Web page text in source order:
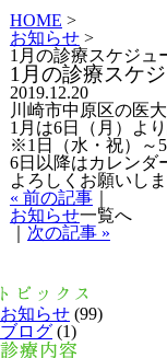
HOME >
お知らせ>
1月の診療スケジュ
1月の診療スケ
2019.12.20
川崎市中原区の医
1月は6日（月）よ
※1日（水・祝）～
6日以降はカレンダ
よろしくお願いしま
« 前の記事｜
お知らせ一覧へ
次の記事 »
お知らせ (99)
ブログ (1)